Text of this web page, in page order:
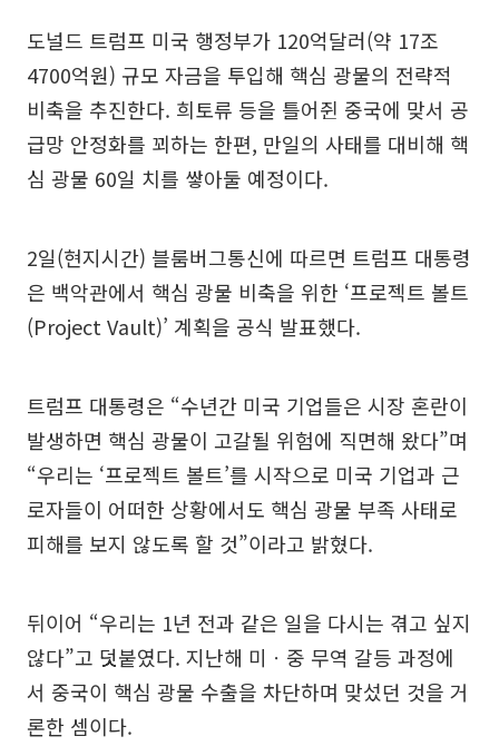
도널드 트럼프 미국 행정부가 120억달러(약 17조
4700억원) 규모 자금을 투입해 핵심 광물의 전략적
비축을 추진한다. 희토류 등을 틀어쥔 중국에 맞서 공
급망 안정화를 꾀하는 한편, 만일의 사태를 대비해 핵
심 광물 60일 치를 쌓아둘 예정이다.
2일(현지시간) 블룸버그통신에 따르면 트럼프 대통령
은 백악관에서 핵심 광물 비축을 위한 ‘프로젝트 볼트
(Project Vault)’ 계획을 공식 발표했다.
트럼프 대통령은 “수년간 미국 기업들은 시장 혼란이
발생하면 핵심 광물이 고갈될 위험에 직면해 왔다”며
“우리는 ‘프로젝트 볼트’를 시작으로 미국 기업과 근
로자들이 어떠한 상황에서도 핵심 광물 부족 사태로
피해를 보지 않도록 할 것”이라고 밝혔다.
뒤이어 “우리는 1년 전과 같은 일을 다시는 겪고 싶지
않다”고 덧붙였다. 지난해 미ㆍ중 무역 갈등 과정에
서 중국이 핵심 광물 수출을 차단하며 맞섰던 것을 거
론한 셈이다.